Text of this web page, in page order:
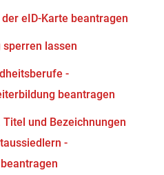
eID-Karte beantragen
sperren lassen
-
beantragen
und Bezeichnungen
-